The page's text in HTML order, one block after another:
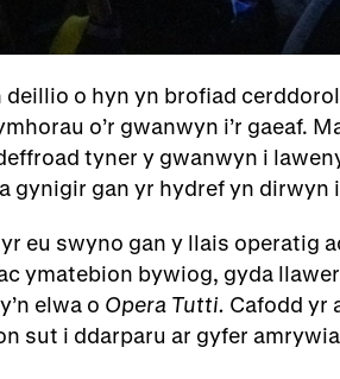
deillio o hyn yn brofiad
o’r gwanwyn i’r gaeaf.
tyner y gwanwyn i
gynigir gan yr hydref yn dirwyn
eu swyno gan y llais operatig
ymatebion bywiog, gyda
elwa o Opera Tutti. Cafodd yr
sut i ddarparu ar gyfer